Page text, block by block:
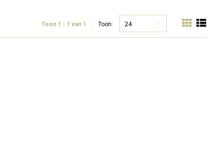
Toon 1 - 1 van 1 Toon: 24